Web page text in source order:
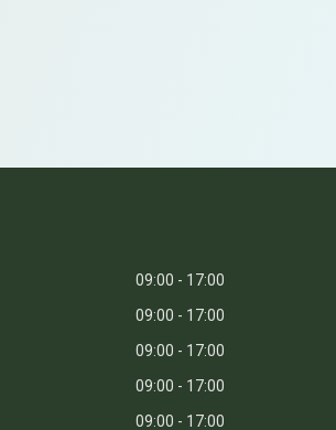
09:00
17:00
09:00
17:00
09:00
17:00
09:00
17:00
09:00
17:00